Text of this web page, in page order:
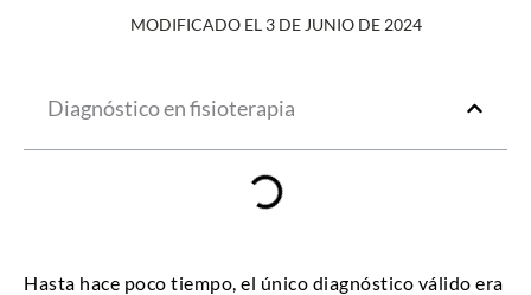
MODIFICADO EL 3 DE JUNIO DE 2024
Diagnóstico en fisioterapia
Hasta hace poco tiempo, el único diagnóstico válido era